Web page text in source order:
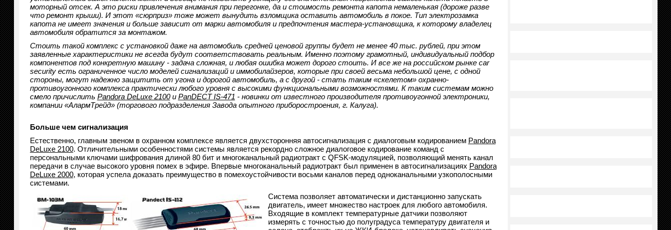
моторный отсек. А это риски привлечения внимания при перегонке, да и стоимость ремонта капота немаленькая (дороже разве
что ремонт крыши). И этот «сюрприз» тоже может вынудить взломщика оставить автомобиль в покое. Тип электрозамка
капота не имеет значения и больше зависит от марки автомобиля и предпочтения мастера-установщика, к которому владелец
автомобиля обратится за монтажом.
Стоить такой комплекс с установкой даже на автомобиль средней ценовой группы будет не менее 40 тыс. рублей, при этом
заявленные характеристики не всегда будут соответствовать реальным. Именно поэтому грамотный, индивидуальный подбор
компонентов под конкретную машину - задача сложная, и любая ошибка может дорого стоить. И все же на российском рынке car
security есть ограниченное число моделей сигнализаций и иммобилайзеров, которые при своей весьма небольшой цене, с одной
стороны, могут надежно защитить от угона и дорогой автомобиль, а с другой - стать таким «скелетом» охранно-
противоугонного комплекса практически любого уровня с высокими функциональными возможностями. К таким системам можно
смело причислить Pandora DeLuxe 2100и PanDECT IS-471 - новинки от известного производителя противоугонной электроники,
компании «АлармТрейд» (торгового подразделения Завода опытного приборостроения, г. Калуга).
Больше чем сигнализация
Естественно, главным звеном в охранном комплексе является двухсторонняя автосигнализация с диалоговым кодированием Pandora
DeLuxe 2100. Отличительными особенностями системы является рекордно сложное диалоговое кодирование команд с
персональными ключами шифрования длиной 80 бит и многоканальный радиотракт с QFSK-модуляцией, позволяющий менять канал
передачи в случае высокого уровня помех в эфире. Впервые многоканальный радиотракт был применен в автосигнализациях Pandora
DeLuxe 2000, которая успела доказать преимущество в помехоустойчивости восьми каналов перед одноканальными узкополосными
системами.
Система позволяет автоматически и дистанционно запускать
двигатель, имеет множество настроек для любого автомобиля.
Входящие в комплект температурные датчики позволяют
измерять с точностью до полуградуса температуру двигателя и